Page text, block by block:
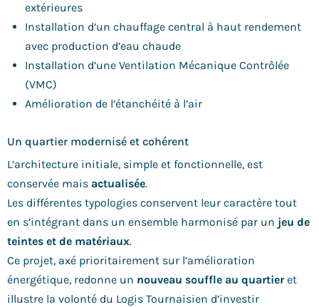
extérieures
Installation d’un chauffage central à haut rendement
avec production d’eau chaude
Installation d’une Ventilation Mécanique Contrôlée
(VMC)
Amélioration de l’étanchéité à l’air
Un quartier modernisé et cohérent
L’architecture initiale, simple et fonctionnelle, est
conservée mais actualisée.
Les différentes typologies conservent leur caractère tout
en s’intégrant dans un ensemble harmonisé par un jeu de
teintes et de matériaux.
Ce projet, axé prioritairement sur l’amélioration
énergétique, redonne un nouveau souffle au quartieret
illustre la volonté du Logis Tournaisien d’investir